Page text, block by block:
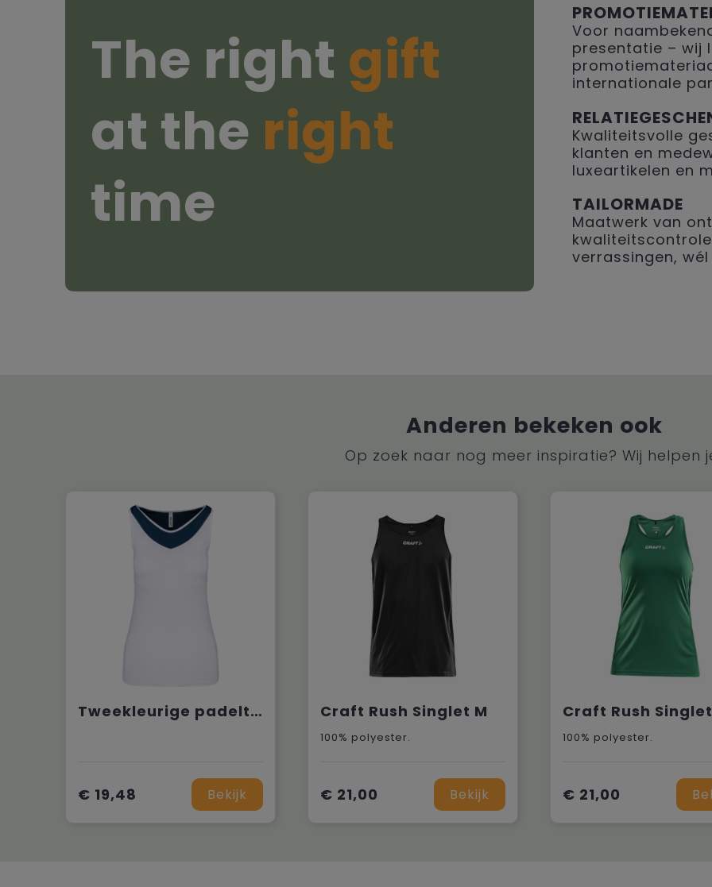
The right gift
at the right
time
Voor
presentatie – wij
internationale
Kwaliteitsvolle
klanten en
luxeartikelen en
TAILORMADE
Maatwerk van
verrassingen,
Anderen bekeken ook
Op zoek naar nog meer inspiratie? Wij helpen
Tweekleurige padeltop voor dames
€ 19,48 Bekijk
Craft Rush Singlet M
100% polyester.
€ 21,00 Bekijk
Craft Rush
100% polyester.
€ 21,00